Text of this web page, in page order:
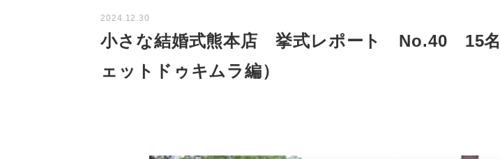
2024.12.30
小さな結婚式熊本店 挙式レポート No.40 15名
ェットドゥキムラ編）